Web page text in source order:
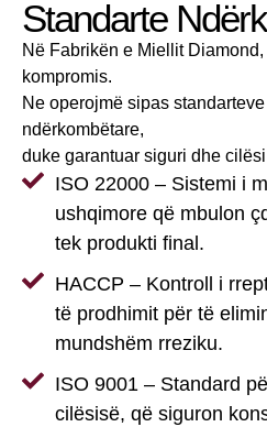
Standarte
Në Fabrikën e Miellit
kompromis.
Ne operojmë sipas
ndërkombëtare,
duke garantuar siguri dhe
ISO 22000 – Sistemi i
ushqimore që mbulon
tek produkti final.
HACCP – Kontroll i
të prodhimit për të
mundshëm rreziku.
ISO 9001 – Standard
cilësisë, që siguron